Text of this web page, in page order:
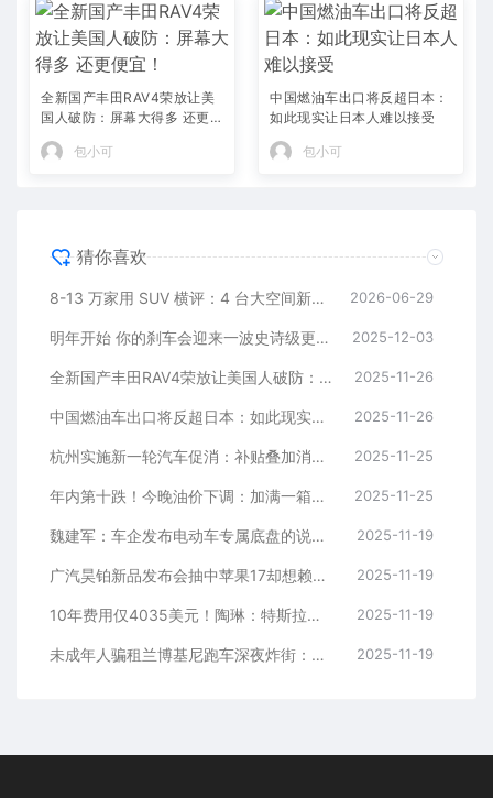
全新国产丰田RAV4荣放让美
国人破防：屏幕大得多 还更便
宜！
包小可
中国燃油车出口将反超日本：
如此现实让日本人难以接受
包小可
猜你喜欢
8-13 万家用 SUV 横评：4 台大空间新车，全家出行不挤不憋屈 2026-06-29
明年开始 你的刹车会迎来一波史诗级更新 2025-12-03
全新国产丰田RAV4荣放让美国人破防：屏幕大得多 还更便宜！ 2025-11-26
中国燃油车出口将反超日本：如此现实让日本人难以接受 2025-11-26
杭州实施新一轮汽车促消：补贴叠加消费券最高1.1万元 2025-11-25
年内第十跌！今晚油价下调：加满一箱少花2.5元 2025-11-25
魏建军：车企发布电动车专属底盘的说法 全部是谎言 2025-11-19
广汽昊铂新品发布会抽中苹果17却想赖账 中奖用户：昊铂玩不起 2025-11-19
10年费用仅4035美元！陶琳：特斯拉是维护成本最低的品牌 2025-11-19
未成年人骗租兰博基尼跑车深夜炸街：多人被拘 2025-11-19